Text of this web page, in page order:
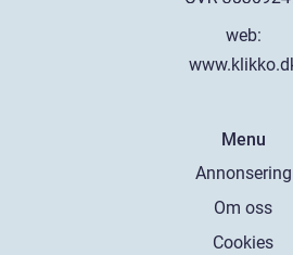
web:
Menu
Annonsering
Om oss
Cookies